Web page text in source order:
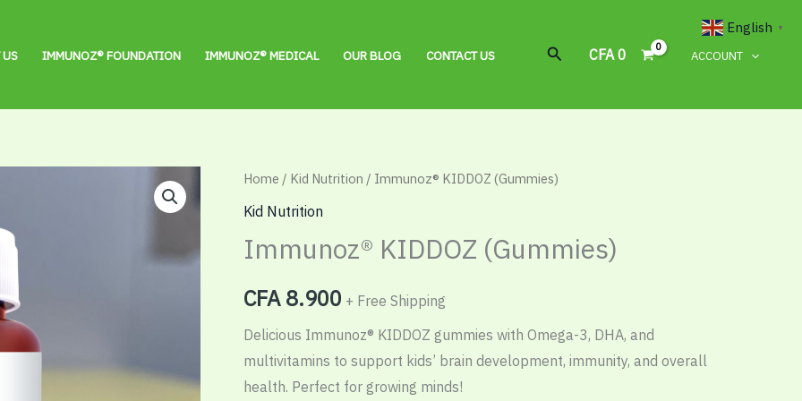
IMMUNOZ® FOUNDATION IMMUNOZ® MEDICAL OUR BLOG CONTACT US SearchCFA0 ACCOUNT
Home / Kid Nutrition / Immunoz® KIDDOZ (Gummies)
Kid Nutrition
Immunoz® KIDDOZ (Gummies)
CFA8.900 + Free Shipping
Delicious Immunoz® KIDDOZ gummies with Omega-3, DHA, and
multivitamins to support kids’ brain development, immunity, and overall
health. Perfect for growing minds!
Immunoz®
KIDDOZ
quantity
English ▼